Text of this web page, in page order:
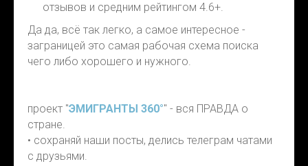
отзывов и средним рейтингом 4.6+.
Да да, всё так легко, а самое интересное -
заграницей это самая рабочая схема поиска
чего либо хорошего и нужного.
проект "ЭМИГРАНТЫ 360°" - вся ПРАВДА о
стране.
• сохраняй наши посты, делись телеграм чатами
с друзьями.